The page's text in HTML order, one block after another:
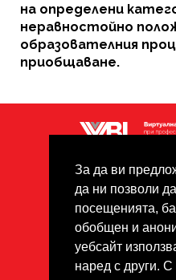
За да ви
да ни позволи
посещенията,
обобщен и
уебсайт
наред с други.
на определени
неравностойно
образователния
приобщаване.
Footer
Всички
защитени с
под лиценза
CC BY-NC-ND.